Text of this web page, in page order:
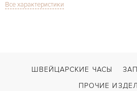
СТЕКЛО
Все характеристики
ШВЕЙЦАРСКИЕ ЧАСЫ
ПРОЧИЕ